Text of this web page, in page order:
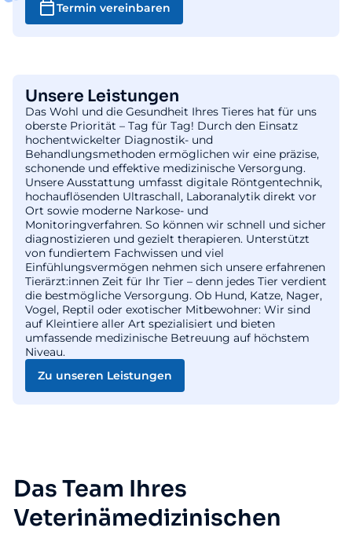
Termin vereinbaren
Unsere Leistungen
Das Wohl und die Gesundheit Ihres Tieres hat für uns
oberste Priorität – Tag für Tag! Durch den Einsatz
hochentwickelter Diagnostik- und
Behandlungsmethoden ermöglichen wir eine präzise,
schonende und effektive medizinische Versorgung.
Unsere Ausstattung umfasst digitale Röntgentechnik,
hochauflösenden Ultraschall, Laboranalytik direkt vor
Ort sowie moderne Narkose- und
Monitoringverfahren. So können wir schnell und sicher
diagnostizieren und gezielt therapieren. Unterstützt
von fundiertem Fachwissen und viel
Einfühlungsvermögen nehmen sich unsere erfahrenen
Tierärzt:innen Zeit für Ihr Tier – denn jedes Tier verdient
die bestmögliche Versorgung. Ob Hund, Katze, Nager,
Vogel, Reptil oder exotischer Mitbewohner: Wir sind
auf Kleintiere aller Art spezialisiert und bieten
umfassende medizinische Betreuung auf höchstem
Niveau.
Zu unseren Leistungen
Das Team Ihres
Veterinämedizinischen